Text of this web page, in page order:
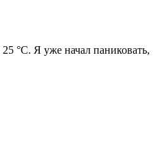
°С. Я уже начал паниковать,